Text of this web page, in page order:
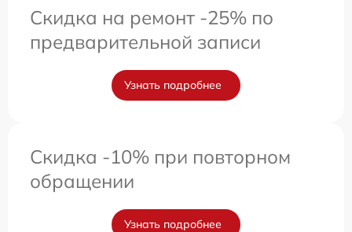
Скидка на ремонт -25% по
предварительной записи
Узнать подробнее
Скидка -10% при повторном
обращении
Узнать подробнее